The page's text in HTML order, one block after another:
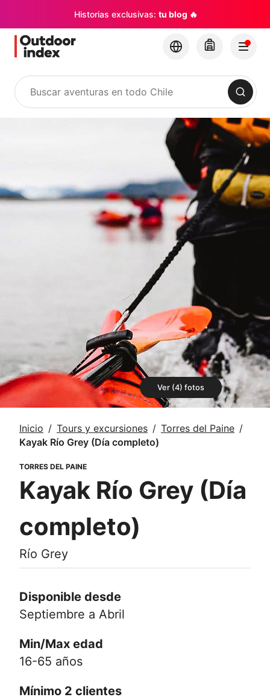
Historias exclusivas: tu blog 🔥
Buscar
Ver (4) fotos
Inicio Tours y excursiones
Torres del Paine
Kayak Río Grey (Día completo)
TORRES DEL PAINE
Kayak Río Grey (Día
completo)
Río Grey
Disponible desde
Septiembre a Abril
Min/Max edad
16-65 años
Mínimo 2 clientes